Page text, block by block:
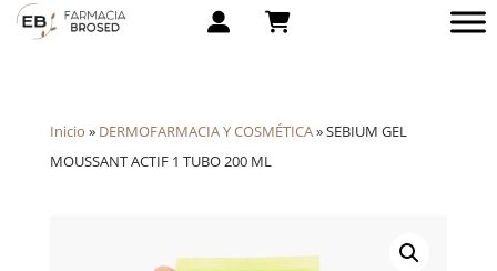
Inicio » DERMOFARMACIA Y COSMÉTICA»SEBIUM GEL
MOUSSANT ACTIF 1 TUBO 200 ML